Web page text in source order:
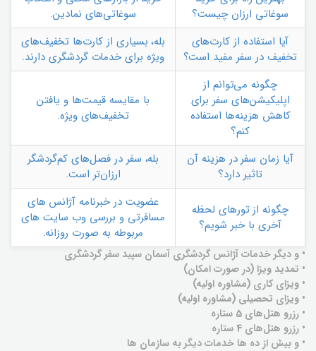
سوغاتی ارزان چیست؟
سوغاتی‌های نمادین.
آیا استفاده از کارت‌های
تخفیف در سفر مفید است؟
بله، بسیاری از کارت‌ها تخفیف‌های
ویژه برای خدمات گردشگری دارند.
چگونه می‌توانم از
اپلیکیشن‌های سفر برای
کاهش هزینه‌ها استفاده
کنم؟
با مقایسه قیمت‌ها و یافتن
تخفیف‌های ویژه.
آیا زمان سفر در هزینه آن
تاثیر دارد؟
بله، سفر در فصل‌های کم‌گردشگر
ارزان‌تر است.
چگونه از تورهای لحظه
آخری با خبر شویم؟
عضویت در خبرنامه آژانس های
مسافرتی و بررسی وب سایت های
مربوطه به صورت روزانه.
• و دیگر خدمات آژانس گردشگری آسمان سپید سفر گردشگری
• تمدید ویزا (در صورت امکان)
• ویزای کاری (مشاوره اولیه)
• ویزای تحصیلی (مشاوره اولیه)
• رزرو هتل‌های 5 ستاره
• رزرو هتل‌های 4 ستاره
• و بیش از ده ها خدمات دیگر به سازمان ها